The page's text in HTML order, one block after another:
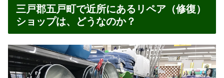
三戸郡五戸町で近所にあるリペア（修復）
ショップは、どうなのか？